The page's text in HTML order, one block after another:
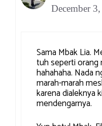
December
Sama Mbak Lia.
tuh seperti orang
hahahaha. Nada
marah-marah
karena dialeknya
mendengarnya.